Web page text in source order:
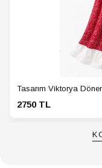
Tasarım Viktorya
2750 TL